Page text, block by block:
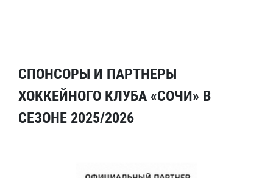
СПОНСОРЫ И ПАРТНЕРЫ
ХОККЕЙНОГО КЛУБА «СОЧИ» В
СЕЗОНЕ 2025/2026